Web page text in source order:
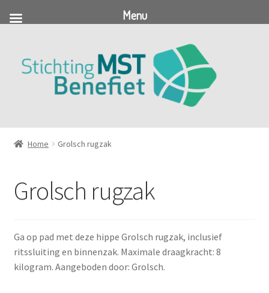
door
naar
naar
de
Home Grolsch rugzak
Grolsch rugzak
Ga op pad met deze hippe Grolsch rugzak, inclusief
ritssluiting en binnenzak. Maximale draagkracht: 8
kilogram. Aangeboden door: Grolsch.
Menu